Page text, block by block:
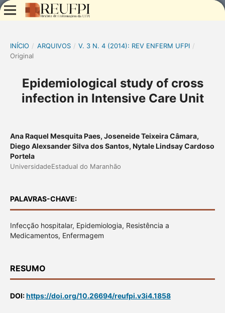
INÍCIO / ARQUIVOS / V. 3 N. 4 (2014): REV ENFERM UFPI /
Original
Epidemiological study of cross
infection in Intensive Care Unit
Ana Raquel Mesquita Paes, Joseneide Teixeira Câmara,
Diego Alexsander Silva dos Santos, Nytale Lindsay Cardoso
Portela
UniversidadeEstadual do Maranhão
PALAVRAS-CHAVE:
Infecção hospitalar, Epidemiologia, Resistência a
Medicamentos, Enfermagem
RESUMO
DOI:https://doi.org/10.26694/reufpi.v3i4.1858